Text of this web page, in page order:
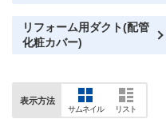
リフォーム用ダクト(配管
化粧カバー)
表示方法
サムネイル リスト